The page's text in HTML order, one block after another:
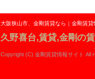
大阪狭山市、金剛賃貸なら｜金剛賃貸
久野喜台,賃貸,金剛の
Copyright (C) 金剛賃貸情報サイト All